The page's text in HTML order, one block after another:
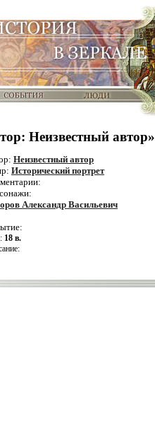
Неизвестный автор»
Неизвестный автор
Исторический портрет
Александр Васильевич
18 в.